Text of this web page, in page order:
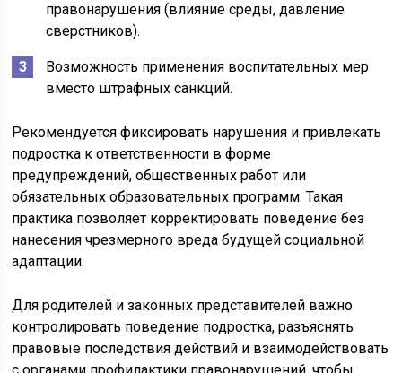
правонарушения (влияние среды, давление
сверстников).
Возможность применения воспитательных мер
вместо штрафных санкций.
Рекомендуется фиксировать нарушения и привлекать
подростка к ответственности в форме
предупреждений, общественных работ или
обязательных образовательных программ. Такая
практика позволяет корректировать поведение без
нанесения чрезмерного вреда будущей социальной
адаптации.
Для родителей и законных представителей важно
контролировать поведение подростка, разъяснять
правовые последствия действий и взаимодействовать